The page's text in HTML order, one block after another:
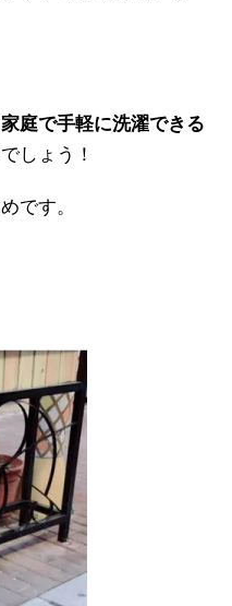
庭で手軽に洗濯できる
しょう！
です。